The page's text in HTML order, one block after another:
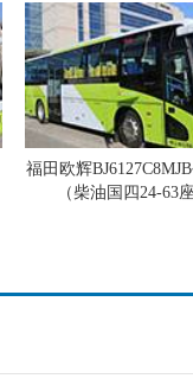
福田欧辉
（柴油国四24-63座